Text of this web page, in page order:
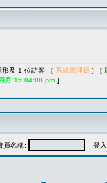
形及 1 位訪客 [ 系統管理員 ] [
月 15 04:08 pm ]
員名稱: 登入